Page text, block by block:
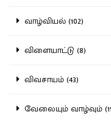
வாழ்வியல் (102)
விளையாட்டு (8)
விவசாயம் (43)
வேலையும் வாழ்வும்